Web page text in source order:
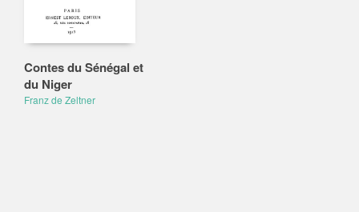
Contes du Sénégal et
du Niger
Franz de Zeltner